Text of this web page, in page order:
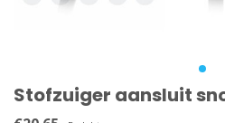
Stofzuiger aansluit